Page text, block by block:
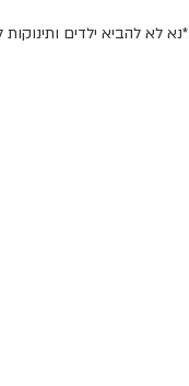
*נא לא להביא ילדים ותינוקות